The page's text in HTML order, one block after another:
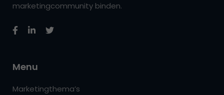
marketingcommunity binden.
Menu
Marketingthema’s